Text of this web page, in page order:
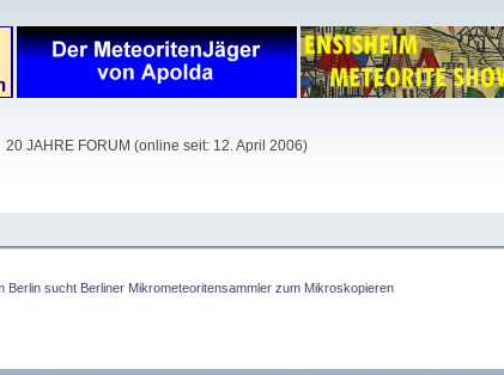
20 JAHRE FORUM (online seit: 12. April 2006)
Berlin sucht Berliner Mikrometeoritensammler zum Mikroskopieren